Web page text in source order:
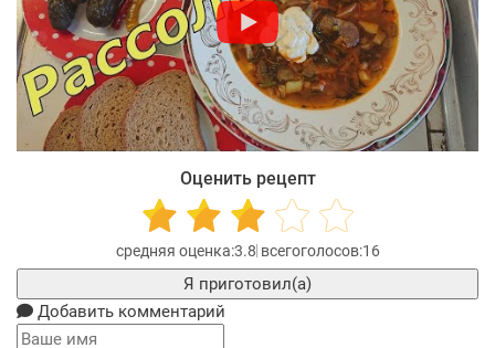
Оценить рецепт
3.8 16
Я приготовил(а)
Добавить комментарий